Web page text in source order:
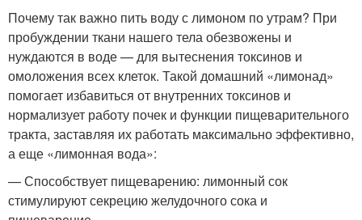
Почему так важно пить воду с лимоном по утрам? При
пробуждении ткани нашего тела обезвожены и
нуждаются в воде — для вытеснения токсинов и
омоложения всех клеток. Такой домашний «лимонад»
помогает избавиться от внутренних токсинов и
нормализует работу почек и функции пищеварительного
тракта, заставляя их работать максимально эффективно,
а еще «лимонная вода»:
— Способствует пищеварению: лимонный сок
стимулируют секрецию желудочного сока и